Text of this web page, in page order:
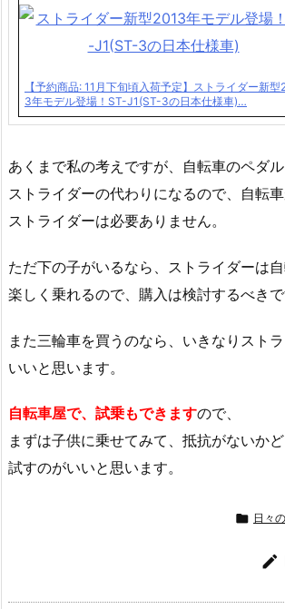
【予約商品: 11月下旬頃入荷予定】ストライダー新型
3年モデル登場！ST-J1(ST-3の日本仕様車)…
あくまで私の考えですが、自転車のペダ
ストライダーの代わりになるので、自転
ストライダーは必要ありません。
ただ下の子がいるなら、ストライダーは
楽しく乗れるので、購入は検討するべきで
また三輪車を買うのなら、いきなりスト
いいと思います。
自転車屋で、試乗もできますので、
まずは子供に乗せてみて、抵抗がないか
試すのがいいと思います。
 日々
